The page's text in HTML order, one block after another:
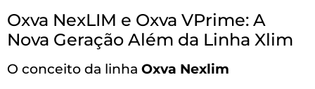
Oxva NexLIM e Oxva VPrime: A
Nova Geração Além da Linha Xlim
O conceito da linha Oxva Nexlim